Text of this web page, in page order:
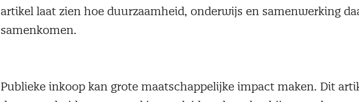
artikel laat zien hoe duurzaamheid, onderwijs en samenwerking
samenkomen.
Publieke inkoop kan grote maatschappelijke impact maken. Dit